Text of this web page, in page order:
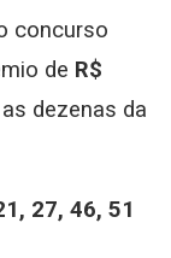
concurso
de R$
dezenas da
27, 46, 51